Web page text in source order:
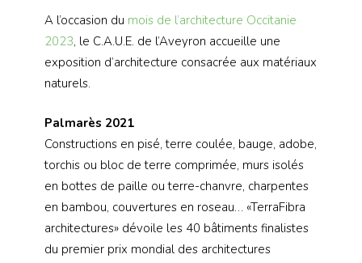
A l’occasion du mois de l’architecture Occitanie
2023, le C.A.U.E. de l’Aveyron accueille une
exposition d’architecture consacrée aux matériaux
naturels.
Palmarès 2021
Constructions en pisé, terre coulée, bauge, adobe,
torchis ou bloc de terre comprimée, murs isolés
en bottes de paille ou terre-chanvre, charpentes
en bambou, couvertures en roseau… «TerraFibra
architectures» dévoile les 40 bâtiments finalistes
du premier prix mondial des architectures